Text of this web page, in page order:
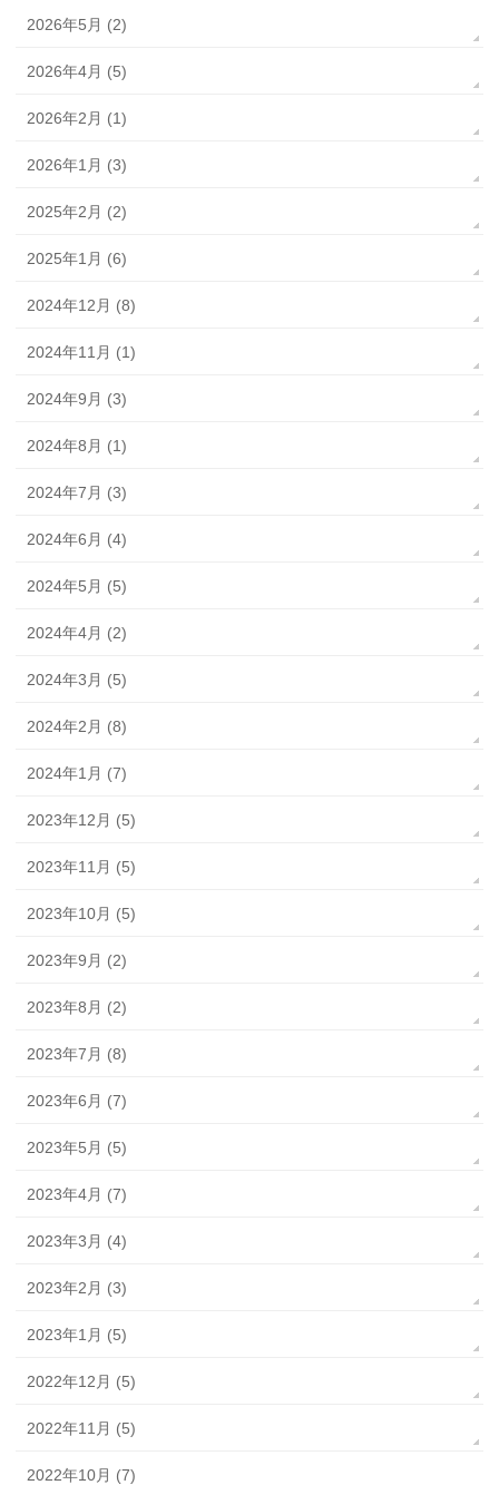
2026年5月 (2)
2026年4月 (5)
2026年2月 (1)
2026年1月 (3)
2025年2月 (2)
2025年1月 (6)
2024年12月 (8)
2024年11月 (1)
2024年9月 (3)
2024年8月 (1)
2024年7月 (3)
2024年6月 (4)
2024年5月 (5)
2024年4月 (2)
2024年3月 (5)
2024年2月 (8)
2024年1月 (7)
2023年12月 (5)
2023年11月 (5)
2023年10月 (5)
2023年9月 (2)
2023年8月 (2)
2023年7月 (8)
2023年6月 (7)
2023年5月 (5)
2023年4月 (7)
2023年3月 (4)
2023年2月 (3)
2023年1月 (5)
2022年12月 (5)
2022年11月 (5)
2022年10月 (7)